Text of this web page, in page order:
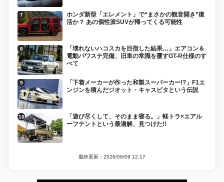
ホンダ新型「エレメント」で“まさかの観音開き”復
活か？ あの個性派SUVが帰ってくる可能性
「壊れないハコスカを目指した結果…」エアコン＆
電動パワステ完備、旧車の常識を覆すGT-R仕様のす
べて
「下着メーカーが作った和製スーパーカー!?」F1エ
ンジンを積んだジオット・キャスピタという伝説
「遊び尽くして、そのまま寝る。」軽トラ×エアル
ーフテントという最適解、見つけた!!
最終更新：2026/08/09 12:17